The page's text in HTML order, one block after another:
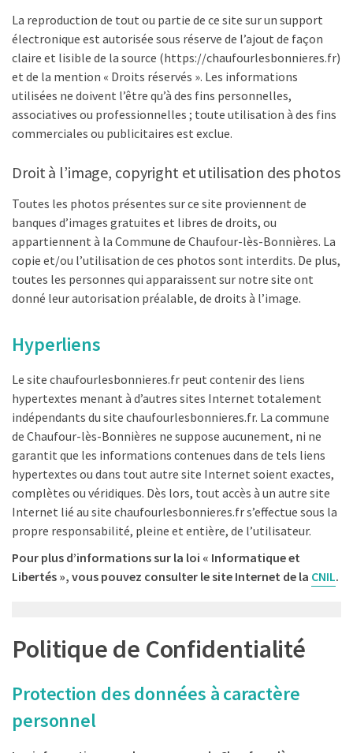
La reproduction de tout ou partie de ce site sur un support
électronique est autorisée sous réserve de l’ajout de façon
claire et lisible de la source (https://chaufourlesbonnieres.fr)
et de la mention « Droits réservés ». Les informations
utilisées ne doivent l’être qu’à des fins personnelles,
associatives ou professionnelles ; toute utilisation à des fins
commerciales ou publicitaires est exclue.
Droit à l’image, copyright et utilisation des photos
Toutes les photos présentes sur ce site proviennent de
banques d’images gratuites et libres de droits, ou
appartiennent à la Commune de Chaufour-lès-Bonnières. La
copie et/ou l’utilisation de ces photos sont interdits. De plus,
toutes les personnes qui apparaissent sur notre site ont
donné leur autorisation préalable, de droits à l’image.
Hyperliens
Le site chaufourlesbonnieres.fr peut contenir des liens
hypertextes menant à d’autres sites Internet totalement
indépendants du site chaufourlesbonnieres.fr. La commune
de Chaufour-lès-Bonnières ne suppose aucunement, ni ne
garantit que les informations contenues dans de tels liens
hypertextes ou dans tout autre site Internet soient exactes,
complètes ou véridiques. Dès lors, tout accès à un autre site
Internet lié au site chaufourlesbonnieres.fr s’effectue sous la
propre responsabilité, pleine et entière, de l’utilisateur.
Pour plus d’informations sur la loi « Informatique et
Libertés », vous pouvez consulter le site Internet de la CNIL.
Politique de Confidentialité
Protection des données à caractère
personnel